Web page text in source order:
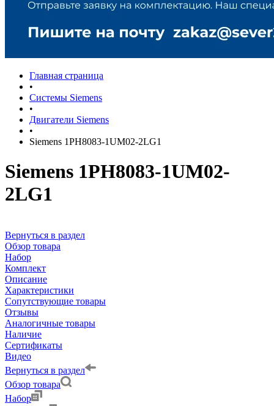
Главная страница
•
Системы Siemens
•
Двигатели Siemens
•
Siemens 1PH8083-1UM02-2LG1
Siemens 1PH8083-1UM02-
2LG1
Вернуться в раздел
Обзор товара
Набор
Комплект
Описание
Характеристики
Сопутствующие товары
Отзывы
Аналогичные товары
Наличие
Сертификаты
Видео
Вернуться в раздел
Обзор товара
Набор